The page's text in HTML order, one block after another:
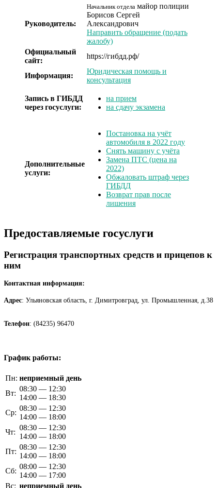
Руководитель:
Начальник отдела майор полиции
Борисов Сергей
Александрович
Направить обращение (подать
жалобу)
Официальный
сайт:
https://гибдд.рф/
Информация:
Юридическая помощь и
консультация
Запись в ГИБДД
через госуслуги:
на прием
на сдачу экзамена
Дополнительные
услуги:
Постановка на учёт
автомобиля в 2022 году
Снять машину с учёта
Замена ПТС (цена на
2022)
Обжаловать штраф через
ГИБДД
Возврат прав после
лишения
Предоставляемые госуслуги
Регистрация транспортных средств и прицепов к
ним
Контактная информация:
Адрес: Ульяновская область, г. Димитровград, ул. Промышленная, д.38
Телефон: (84235) 96470
График работы:
Пн: неприемный день
Вт:
08:30 — 12:30
14:00 — 18:30
Ср:
08:30 — 12:30
14:00 — 18:00
Чт:
08:30 — 12:30
14:00 — 18:00
Пт:
08:30 — 12:30
14:00 — 18:00
Сб:
08:00 — 12:30
14:00 — 17:00
Вс: неприемный день